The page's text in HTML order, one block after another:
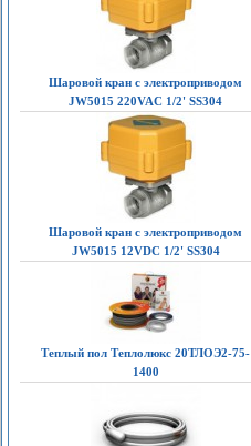
Шаровой кран с электроприводом
JW5015 220VAC 1/2' SS304
Шаровой кран с электроприводом
JW5015 12VDC 1/2' SS304
Теплый пол Теплолюкс 20ТЛОЭ2-75-
1400